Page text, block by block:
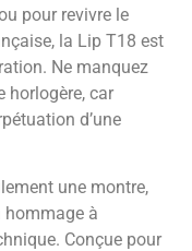
pour revivre le
la Lip T18 est
Ne manquez
horlogère, car
d’une
une montre,
hommage à
Conçue pour